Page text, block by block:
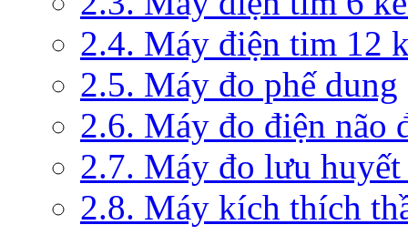
2.4. Máy điện tim 12
2.5. Máy đo phế dung
2.6. Máy đo điện não
2.7. Máy đo lưu
2.8. Máy kích thích